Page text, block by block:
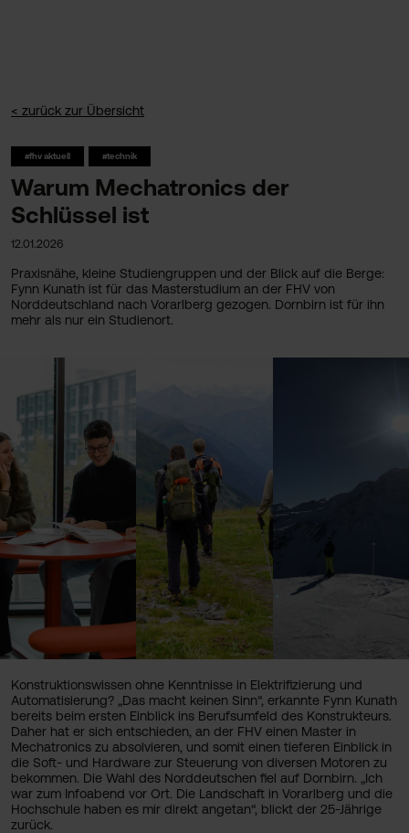
< zurück zur Übersicht
#fhv aktuell #technik
Warum Mechatronics der
Schlüssel ist
12.01.2026
Praxisnähe, kleine Studiengruppen und der Blick auf die Berge:
Fynn Kunath ist für das Masterstudium an der FHV von
Norddeutschland nach Vorarlberg gezogen. Dornbirn ist für ihn
mehr als nur ein Studienort.
Konstruktionswissen ohne Kenntnisse in Elektrifizierung und
Automatisierung? „Das macht keinen Sinn“, erkannte Fynn Kunath
bereits beim ersten Einblick ins Berufsumfeld des Konstrukteurs.
Daher hat er sich entschieden, an der FHV einen Master in
Mechatronics zu absolvieren, und somit einen tieferen Einblick in
die Soft- und Hardware zur Steuerung von diversen Motoren zu
bekommen. Die Wahl des Norddeutschen fiel auf Dornbirn. „Ich
war zum Infoabend vor Ort. Die Landschaft in Vorarlberg und die
Hochschule haben es mir direkt angetan“, blickt der 25-Jährige
zurück.